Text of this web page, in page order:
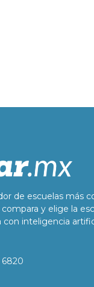
de escuelas más
y elige la
con inteligencia
6820